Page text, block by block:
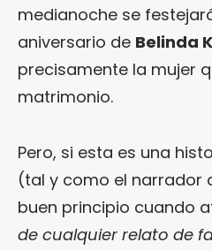
medianoche se
aniversario de Belinda
precisamente la mujer
matrimonio.
Pero, si esta es una
(tal y como el narrador
buen principio cuando
de cualquier relato de